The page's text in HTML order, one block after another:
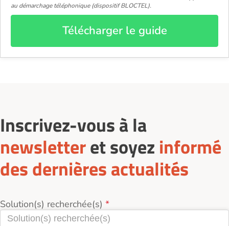
au démarchage téléphonique (dispositif BLOCTEL).
Télécharger le guide
Inscrivez-vous à la
newsletteret soyez informé
des dernières actualités
Solution(s) recherchée(s)